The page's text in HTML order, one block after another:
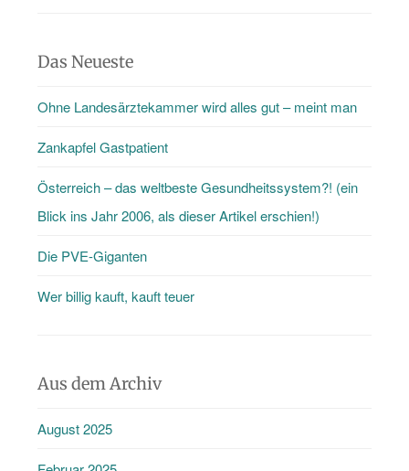
Das Neueste
Ohne Landesärztekammer wird alles gut – meint man
Zankapfel Gastpatient
Österreich – das weltbeste Gesundheitssystem?! (ein
Blick ins Jahr 2006, als dieser Artikel erschien!)
Die PVE-Giganten
Wer billig kauft, kauft teuer
Aus dem Archiv
August 2025